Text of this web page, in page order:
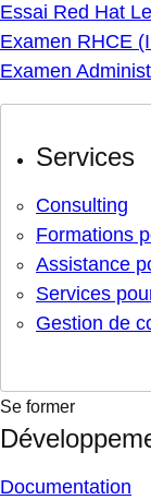
Essai Red Hat
Examen RHCE
Examen
Services
Consulting
Formations
Assistance
Services
Gestion de
Se former
Documentation